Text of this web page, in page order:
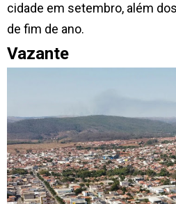
cidade em setembro, além
de fim de ano.
Vazante